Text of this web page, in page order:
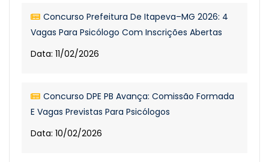
Concurso Prefeitura De Itapeva–MG 2026: 4
Vagas Para Psicólogo Com Inscrições Abertas
Data: 11/02/2026
Concurso DPE PB Avança: Comissão Formada
E Vagas Previstas Para Psicólogos
Data: 10/02/2026